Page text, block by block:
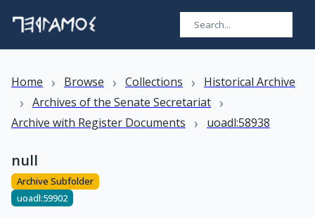
Home › Browse › Collections › Historical Archive
› Archives of the Senate Secretariat ›
Archive with Register Documents › uoadl:58938
null
Archive Subfolder
uoadl:59902